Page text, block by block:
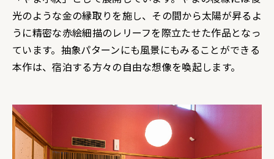
光のような金の縁取りを施し、その間から太陽が昇るよ
うに精密な赤絵細描のレリーフを際立たせた作品となっ
ています。抽象パターンにも風景にもみることができる
本作は、宿泊する方々の自由な想像を喚起します。